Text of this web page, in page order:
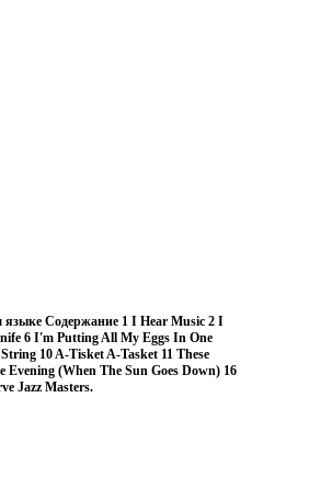
языке Содержание 1 I Hear Music 2 I
6 I'm Putting All My Eggs In One
10 A-Tisket A-Tasket 11 These
Evening (When The Sun Goes Down) 16
Jazz Masters.